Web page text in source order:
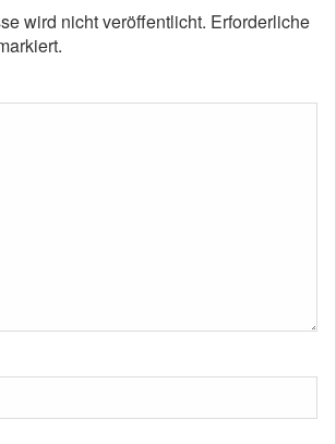
wird nicht veröffentlicht. Erforderliche